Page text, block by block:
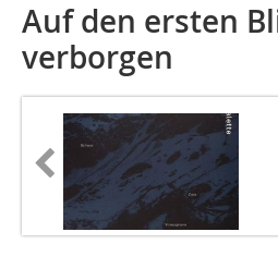
Auf den ersten
verborgen